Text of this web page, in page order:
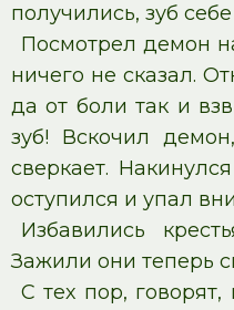
получились, зуб
Посмотрел демон
ничего не сказал.
да от боли так и
зуб! Вскочил
сверкает.
оступился и упал
Избавились
Зажили они теперь
С тех пор,